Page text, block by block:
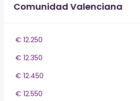
Comunidad Valenciana
€ 12.250
€ 12.350
€ 12.450
€ 12.550